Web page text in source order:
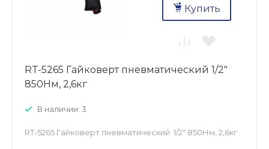
Купить
RT-5265 Гайковерт пневматический 1/2"
850Нм, 2,6кг
В наличии: 3
RT-5265 Гайковерт пневматический 1/2" 850Нм, 2,6кг